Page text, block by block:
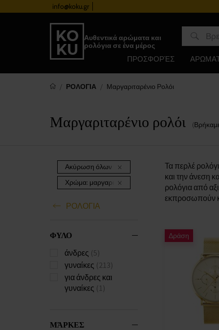
info@koku.gr
Αυθεντικά αρώματα και
ρολόγια σε ένα μέρος
ΠΡΟΣΦΟΡΈΣ
ΡΟΛΟΓΙΑ Μαργαριταρένιο Ρολόι
Μαργαριταρένιο ρολόι
Ακύρωση όλων των φίλτρων
Χρώμα: μαργαριταρένιος
ΡΟΛΟΓΙΑ
ΦΥΛΟ
άνδρες (5)
γυναίκες (213)
για άνδρες και
γυναίκες (1)
ΜΆΡΚΕΣ
Τα περλέ
και την άνεση
ρολόγια από
εκπροσωπούν
Δράση